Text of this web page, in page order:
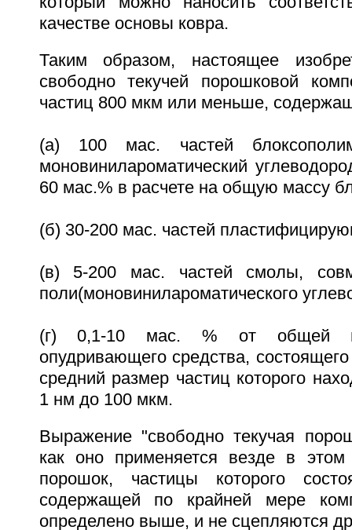
качестве основы ковра.
Таким образом, настоящее
свободно текучей порошковой
частиц 800 мкм или меньше,
(а) 100 мас. частей
моновинилароматический
60 мас.% в расчете на общую массу
(б) 30-200 мас. частей
(в) 5-200 мас. частей смолы,
поли(моновинилароматического
(г) 0,1-10 мас. % от общей
опудривающего средства,
средний размер частиц которого
1 нм до 100 мкм.
Выражение "свободно текучая
как оно применяется везде в этом
порошок, частицы которого
содержащей по крайней мере
определено выше, и не сцепляются